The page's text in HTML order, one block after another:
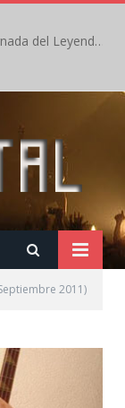
Crónica: Arch Enemy brilla en la segunda jornada del Leyendas del Rock – Jueves – Agosto 2026
2011)